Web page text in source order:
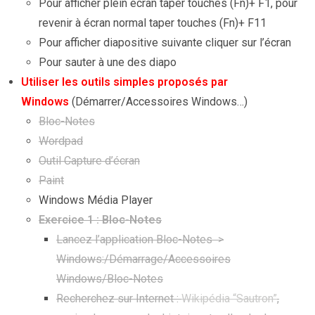
Pour afficher plein écran taper touches (Fn)+ F1, pour
revenir à écran normal taper touches (Fn)+ F11
Pour afficher diapositive suivante cliquer sur l’écran
Pour sauter à une des diapo
Utiliser les outils simples proposés par
Windows (Démarrer/Accessoires Windows…)
Bloc-Notes
Wordpad
Outil Capture d’écran
Paint
Windows Média Player
Exercice 1: Bloc-Notes
Lancez l’application Bloc-Notes >
Windows:/Démarrage/Accessoires
Windows/Bloc-Notes
Recherchez sur Internet :Wikipédia “Sautron”,